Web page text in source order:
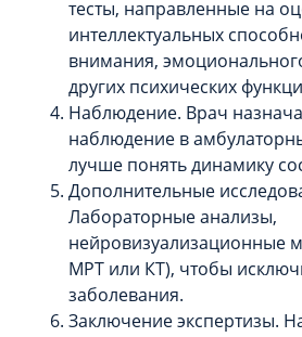
тесты, направленные на
интеллектуальных
внимания,
других психических
Наблюдение. Врач
наблюдение в
лучше понять динамику
Дополнительные
Лабораторные анализы,
нейровизуализационные
МРТ или КТ), чтобы
заболевания.
Заключение экспертизы.